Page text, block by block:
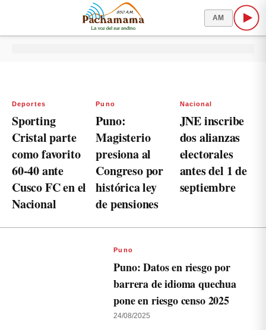
AM
Deportes
Sporting
Cristal parte
como favorito
60-40 ante
Cusco FC en el
Nacional
Puno
Puno:
Magisterio
presiona al
Congreso por
histórica ley
de pensiones
Nacional
JNE inscribe
dos alianzas
electorales
antes del 1 de
septiembre
Puno
Puno: Datos en riesgo por
barrera de idioma quechua
pone en riesgo censo 2025
24/08/2025